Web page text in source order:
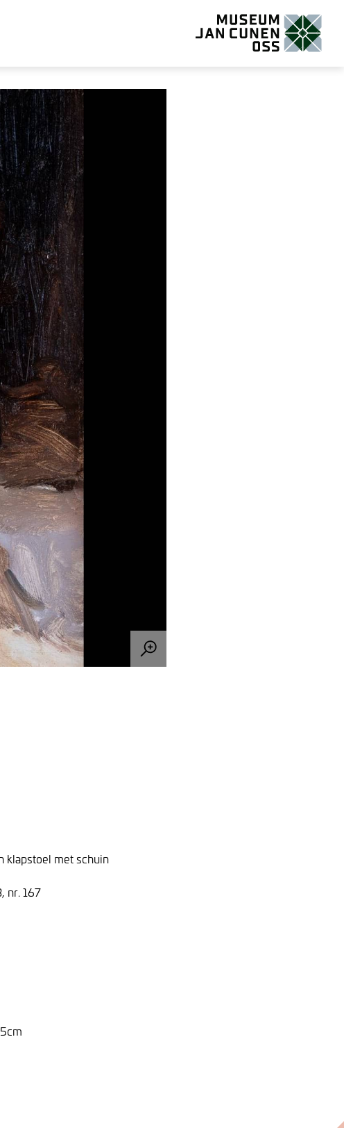
klapstoel met schuin
nr. 167